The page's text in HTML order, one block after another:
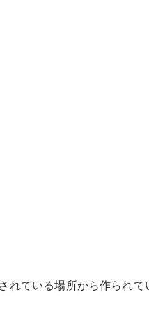
れている場所から作られて